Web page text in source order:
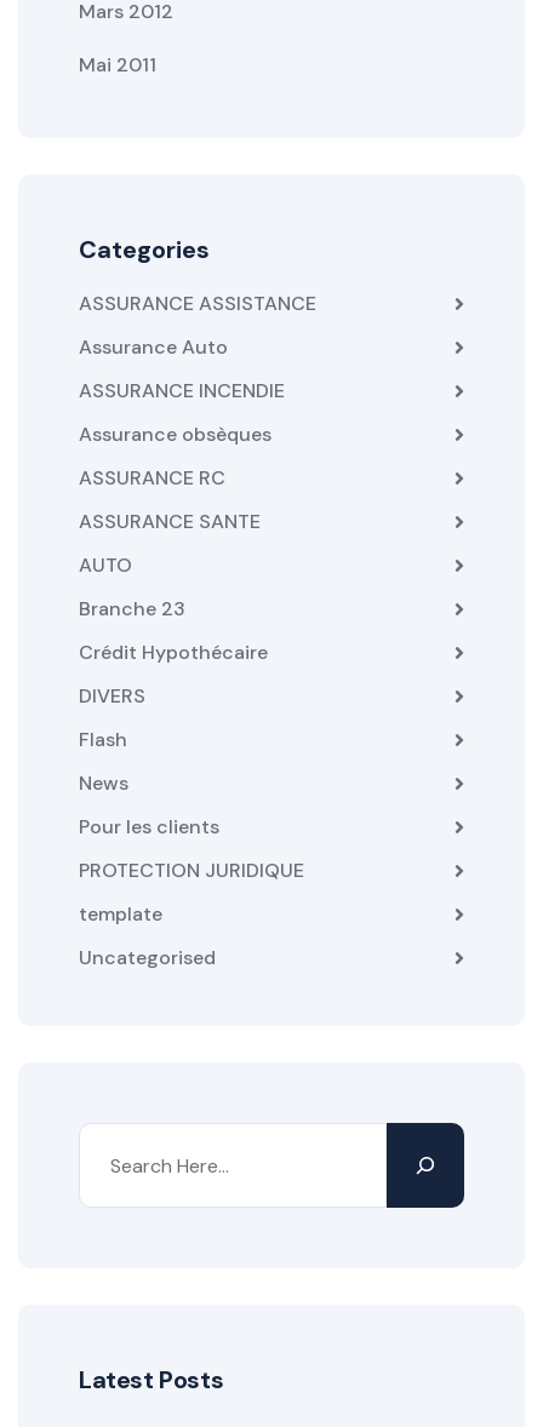
Mars 2012
Mai 2011
Categories
ASSURANCE ASSISTANCE
Assurance Auto
ASSURANCE INCENDIE
Assurance obsèques
ASSURANCE RC
ASSURANCE SANTE
AUTO
Branche 23
Crédit Hypothécaire
DIVERS
Flash
News
Pour les clients
PROTECTION JURIDIQUE
template
Uncategorised
Latest Posts